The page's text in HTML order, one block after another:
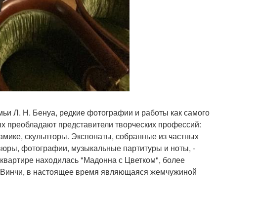
Л. Н. Бенуа, редкие фотографии и работы как самого
преобладают представители творческих профессий:
скульпторы. Экспонаты, собранные из частных
фотографии, музыкальные партитуры и ноты, -
находилась "Мадонна с Цветком", более
в настоящее время являющаяся жемчужиной